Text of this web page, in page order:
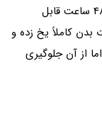
شناسایی نشده است و اجساد در این روش تا 48 ساعت قابل
بدن کاملاً یخ زده و
از آن جلوگیری